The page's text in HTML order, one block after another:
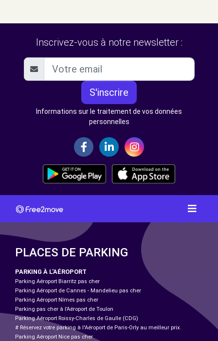
Inscrivez-vous à notre newsletter :
S'inscrire
Informations sur le traitement de vos données
personnelles
PLACES DE PARKING
PARKING À L'AÉROPORT
Parking Aéroport Biarritz pas cher
Parking Aéroport de Cannes - Mandelieu pas cher
Parking Aéroport Nîmes pas cher
Parking pas cher à l’Aéroport de Toulon
Parking Aéroport Roissy-Charles de Gaulle (CDG)
# Réservez votre parking à l'Aéroport de Paris-Orly au meilleur prix.
Parking Aéroport Nice pas cher